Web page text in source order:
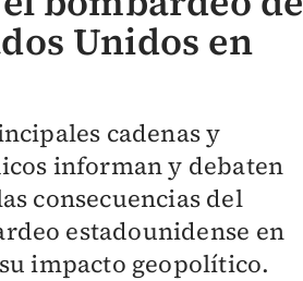
Unidos en
cadenas y
informan y debaten
consecuencias del
estadounidense en
impacto geopolítico.